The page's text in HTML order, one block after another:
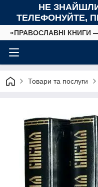
НЕ
ТЕЛЕФОНУЙТЕ,
«ПРАВОСЛАВНІ
Товари та послуги